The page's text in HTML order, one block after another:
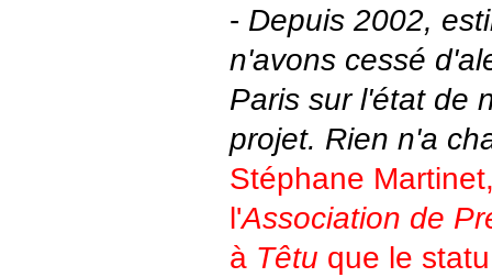
- Depuis 2002,
n'avons cessé
Paris sur l'état de
projet. Rien n'a
Stéphane
l'Association de
à Têtu que le